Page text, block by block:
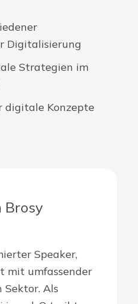
Digitalisierung
Strategien im
digitale Konzepte
Brosy
Speaker,
mit umfassender
Als